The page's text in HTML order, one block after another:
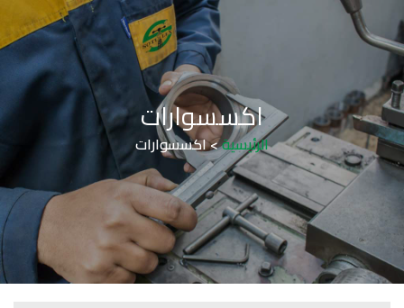
اكسسوارات
الرئيسية>اكسسوارات